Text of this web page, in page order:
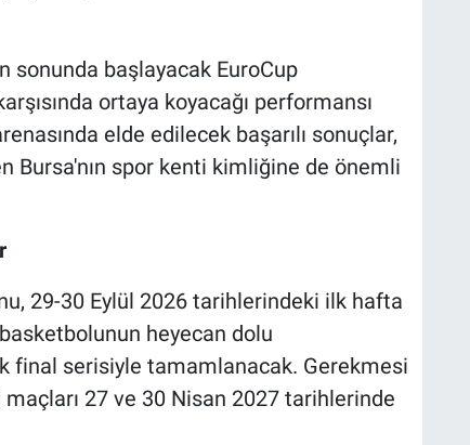
sonunda başlayacak EuroCup
ortaya koyacağı performansı
elde edilecek başarılı sonuçlar,
Bursa'nın spor kenti kimliğine de önemli
29-30 Eylül 2026 tarihlerindeki ilk hafta
heyecan dolu
final serisiyle tamamlanacak. Gerekmesi
27 ve 30 Nisan 2027 tarihlerinde